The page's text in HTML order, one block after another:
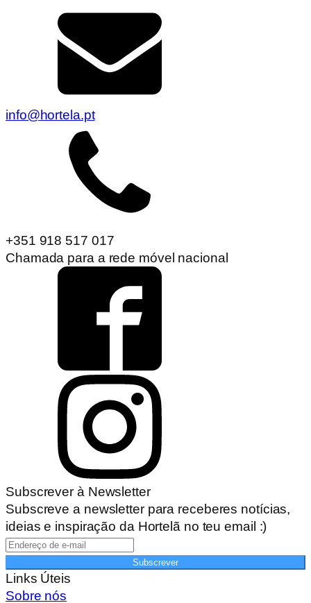
info@hortela.pt
+351 918 517 017
Chamada para a rede móvel nacional
Subscrever à Newsletter
Subscreve a newsletter para receberes notícias,
ideias e inspiração da Hortelã no teu email :)
Subscrever
Links Úteis
Sobre nós